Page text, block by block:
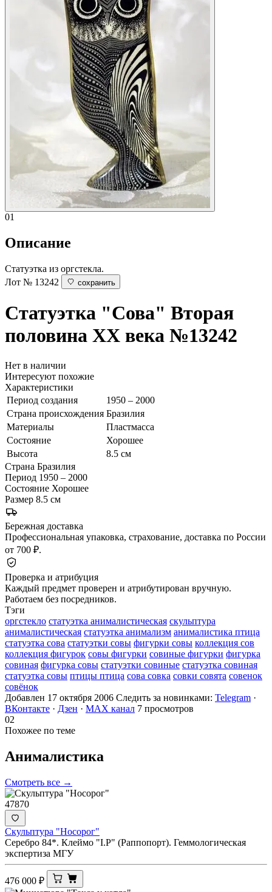
01
Описание
Статуэтка из оргстекла.
Лот № 13242
сохранить
Статуэтка "Сова" Вторая
половина ХХ века №13242
Нет в наличии
Интересуют похожие
Характеристики
Период создания
1950 – 2000
Страна происхождения Бразилия
Материалы
Пластмасса
Состояние
Хорошее
Высота
8.5 см
Страна Бразилия
Период 1950 – 2000
Состояние Хорошее
Размер 8.5 см
Бережная доставка
Профессиональная упаковка, страхование, доставка по России
от 700 ₽.
Проверка и атрибуция
Каждый предмет проверен и атрибутирован вручную.
Работаем без посредников.
Тэги
оргстекло статуэтка анималистическая скульптура
анималистическая статуэтка анимализм анималистика птица
статуэтка сова статуэтки совы фигурки совы коллекция сов
коллекция фигурок совы фигурки совиные фигурки фигурка
совиная фигурка совы статуэтки совиные статуэтка совиная
статуэтка совы птицы птица сова совка совки совята совенок
совёнок
Добавлен 17 октября 2006 Следить за новинками: Telegram ·
ВКонтакте · Дзен · MAX канал 7 просмотров
02
Похожее по теме
Анималистика
Смотреть все →
47870
Скульптура "Носорог"
Серебро 84*. Клеймо "I.Р" (Раппопорт). Геммологическая
экспертиза МГУ
476 000 ₽